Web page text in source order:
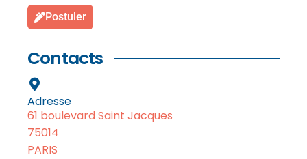
Postuler
Contacts
Adresse
61 boulevard Saint Jacques
75014
PARIS